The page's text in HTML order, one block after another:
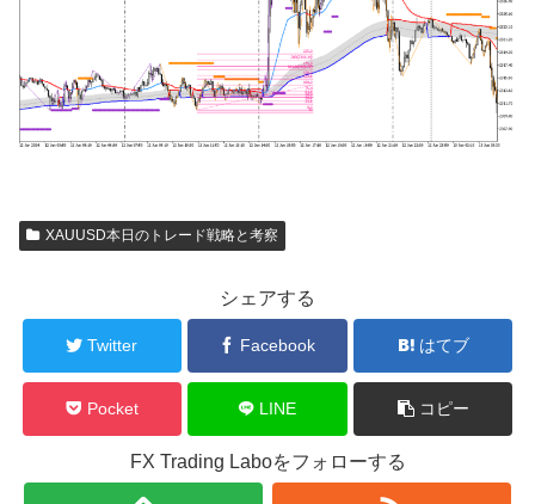
XAUUSD本日のトレード戦略と考察
シェアする
Twitter Facebook はてブ
Pocket LINE コピー
FX Trading Laboをフォローする